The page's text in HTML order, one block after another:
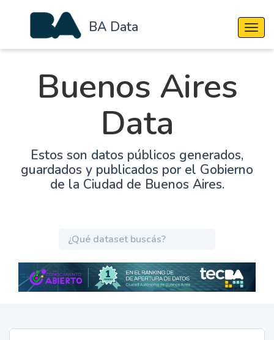
BA Data
Buenos Aires
Data
Estos son datos públicos generados,
guardados y publicados por el Gobierno
de la Ciudad de Buenos Aires.